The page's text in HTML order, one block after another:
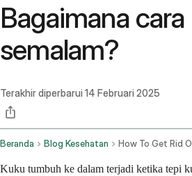
Bagaimana
semalam?
Terakhir diperbarui 14 Februari 2025
Beranda Blog Kesehatan
Kuku tumbuh ke dalam terjadi ketika tepi